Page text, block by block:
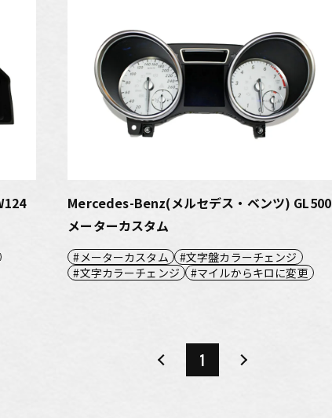
Mercedes-Benz(メルセデス・ベンツ) GL500
メーターカスタム
メーターカスタム
文字盤カラーチェンジ
文字カラーチェンジ
マイルからキロに変更
1